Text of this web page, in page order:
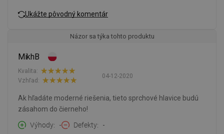
Ukážte pôvodný komentár
Názor sa týka tohto produktu
MikhB
04-12-2020
Kvalita:
Vzhľad:
Ak hľadáte moderné riešenia, tieto sprchové hlavice budú
zásahom do čierneho!
Výhody
- Defekty -